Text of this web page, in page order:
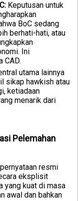
Keputusan untuk
BoC sedang
berhati-hati, atau
Ini
CAD.
utama lainnya
sikap hawkish atau
ketiadaan
menarik dari
Pelemahan
resmi
eksplisit
yang kuat di masa
awal dan bahkan